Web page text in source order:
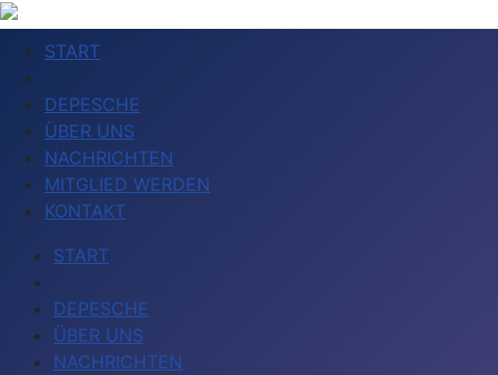
START
DEPESCHE
ÜBER UNS
NACHRICHTEN
MITGLIED WERDEN
KONTAKT
START
DEPESCHE
ÜBER UNS
NACHRICHTEN